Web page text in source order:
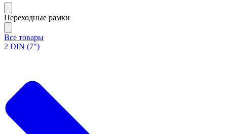
Переходные рамки
Все товары
2 DIN (7")